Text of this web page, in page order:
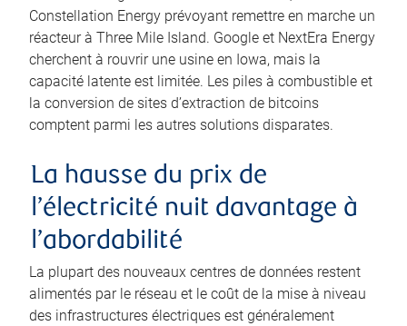
Constellation Energy prévoyant remettre en marche un
réacteur à Three Mile Island. Google et NextEra Energy
cherchent à rouvrir une usine en Iowa, mais la
capacité latente est limitée. Les piles à combustible et
la conversion de sites d’extraction de bitcoins
comptent parmi les autres solutions disparates.
La hausse du prix de
l’électricité nuit davantage à
l’abordabilité
La plupart des nouveaux centres de données restent
alimentés par le réseau et le coût de la mise à niveau
des infrastructures électriques est généralement